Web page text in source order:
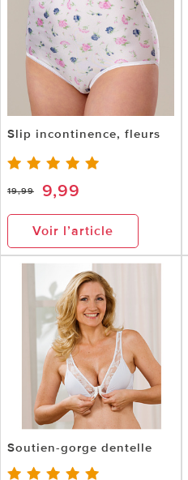
Slip incontinence, fleurs
19,99 9,99
Voir l’article
Soutien-gorge dentelle